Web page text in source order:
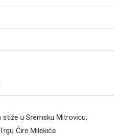
stiže u Sremsku Mitrovicu:
Ćire Milekića